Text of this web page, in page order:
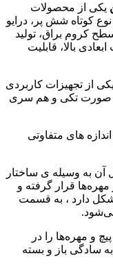
یکی از محصولات
20 میلی متر، از نوع کوتاه شش پر، درایو
سطح کروم براق، تولید
بالا، قابلیت
بلند 6 پر سایز 20 توسن یکی از تجهیزات کاربردی
صورت تکی و هم سری
های متفاوتی
به وسیله ی ساختار
قرار گرفته و
دارد ، به قسمت
و مهره‌ها را در
سادگی باز و بسته